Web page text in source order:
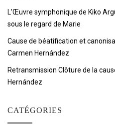
L’Œuvre symphonique de Kiko
sous le regard de Marie
Cause de béatification et
Carmen Hernández
Retransmission Clôture de la
Hernández
CATÉGORIES